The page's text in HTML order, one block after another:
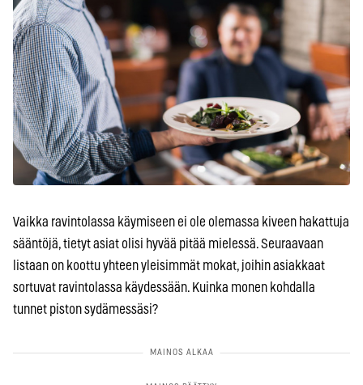
Vaikka ravintolassa käymiseen ei ole olemassa kiveen hakattuja
sääntöjä, tietyt asiat olisi hyvää pitää mielessä. Seuraavaan
listaan on koottu yhteen yleisimmät mokat, joihin asiakkaat
sortuvat ravintolassa käydessään. Kuinka monen kohdalla
tunnet piston sydämessäsi?